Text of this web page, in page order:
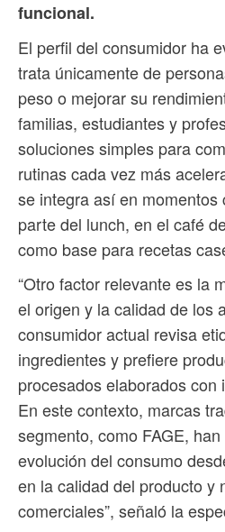
funcional.
El perfil del consumidor ha
trata únicamente de
peso o mejorar su
familias, estudiantes y
soluciones simples para
rutinas cada vez más
se integra así en momentos
parte del lunch, en el café
como base para recetas
“Otro factor relevante es la
el origen y la calidad de los
consumidor actual revisa
ingredientes y prefiere
procesados elaborados con
En este contexto, marcas
segmento, como FAGE,
evolución del consumo
en la calidad del producto y
comerciales”, señaló la